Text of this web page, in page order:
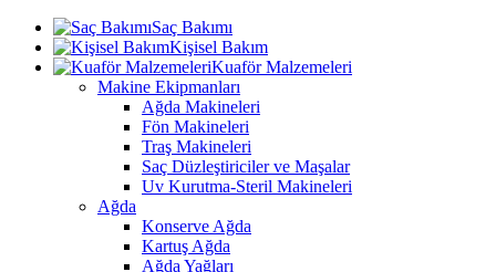
Saç Bakımı
Kişisel Bakım
Kuaför Malzemeleri
Makine Ekipmanları
Ağda Makineleri
Fön Makineleri
Traş Makineleri
Saç Düzleştiriciler ve Maşalar
Uv Kurutma-Steril Makineleri
Ağda
Konserve Ağda
Kartuş Ağda
Ağda Yağları